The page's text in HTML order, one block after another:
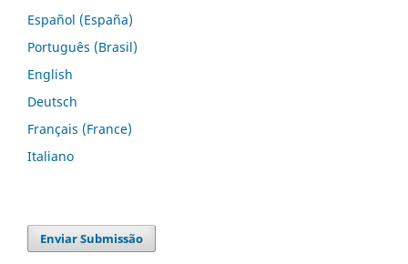
Español (España)
Português (Brasil)
English
Deutsch
Français (France)
Italiano
Enviar Submissão